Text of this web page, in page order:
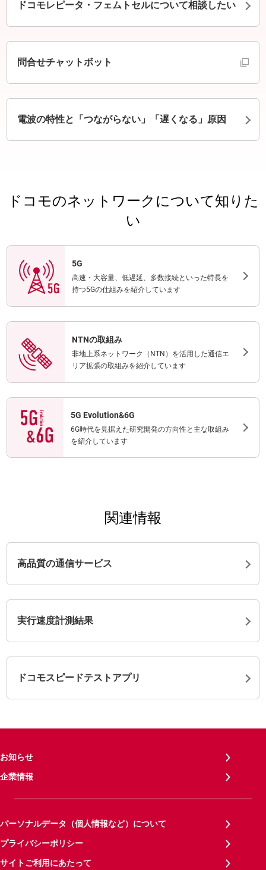
ドコモレピータ・フェムトセルについて相談したい
問合せチャットボット
電波の特性と「つながらない」「遅くなる」原因
ドコモのネットワークについて知りた
い
5G
高速・大容量、低遅延、多数接続といった特長を
持つ5Gの仕組みを紹介しています
NTNの取組み
非地上系ネットワーク（NTN）を活用した通信エ
リア拡張の取組みを紹介しています
5G Evolution&6G
6G時代を見据えた研究開発の方向性と主な取組み
を紹介しています
関連情報
高品質の通信サービス
実行速度計測結果
ドコモスピードテストアプリ
お知らせ
企業情報
パーソナルデータ（個人情報など）について
プライバシーポリシー
サイトご利用にあたって